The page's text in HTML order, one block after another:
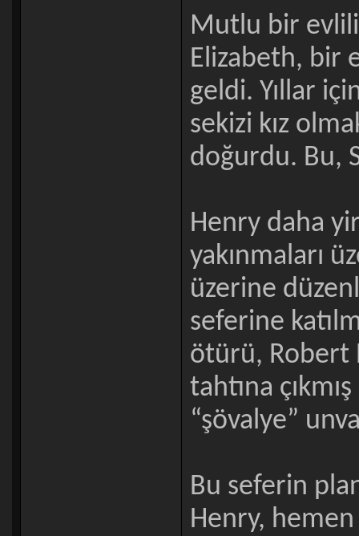
Mutlu bir
Elizabeth, bir
geldi. Yıllar
sekizi kız
doğurdu. Bu,
Henry daha
yakınmaları
üzerine
seferine
ötürü, Robert
tahtına
“şövalye”
Bu seferin
Henry,